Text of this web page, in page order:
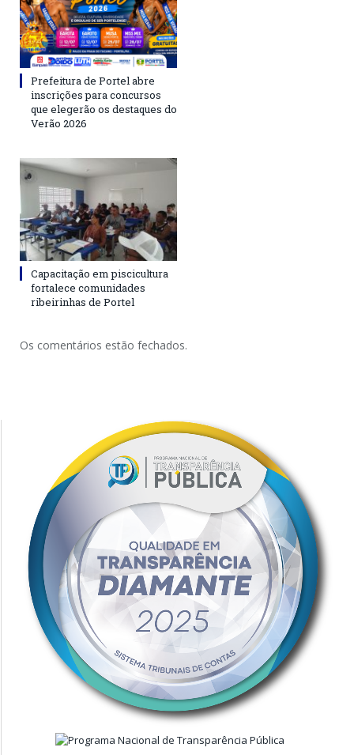
Prefeitura de Portel abre
inscrições para concursos
que elegerão os destaques do
Verão 2026
Capacitação em piscicultura
fortalece comunidades
ribeirinhas de Portel
Os comentários estão fechados.